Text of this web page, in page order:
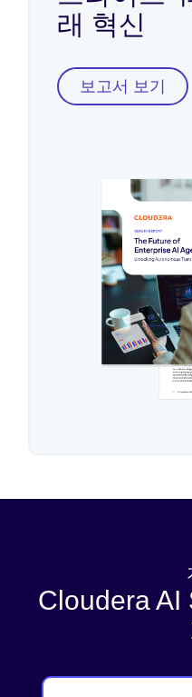
래 혁신
보고서 보기
Cloudera AI